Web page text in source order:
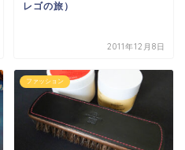
レゴの旅）
2011年12月8日
ファッション